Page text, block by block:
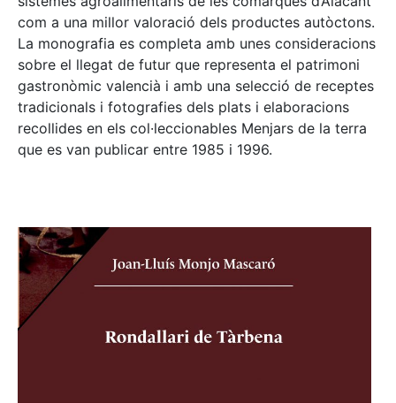
com a una millor valoració dels productes autòctons.
La monografia es completa amb unes consideracions
sobre el llegat de futur que representa el patrimoni
gastronòmic valencià i amb una selecció de receptes
tradicionals i fotografies dels plats i elaboracions
recollides en els col·leccionables Menjars de la terra
que es van publicar entre 1985 i 1996.